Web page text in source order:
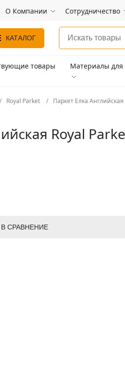
О Компании Сотрудничество
КАТАЛОГ
товары Материалы для
Royal Parket Паркет Елка
Royal
В СРАВНЕНИЕ